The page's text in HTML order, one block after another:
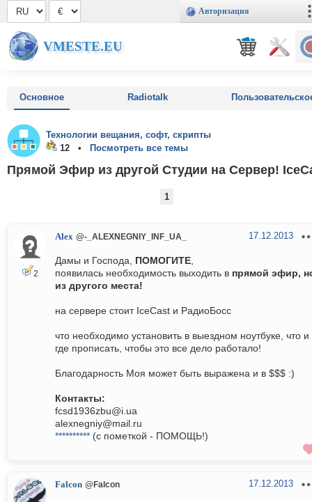
Авторизация
VMESTE.EU
Основное Radiotalk
Технологии вещания, софт, скрипты
12 •
Посмотреть все темы
Прямой Эфир из другой Студии на Сервер!
1
2
Alex @-_ALEXNEGNIY_INF_UA_ 17.12.2013
Дамы и Господа, ПОМОГИТЕ
появилась необходимость выходить в прямой эфир,
из другого места!
на сервере стоит IceCast и РадиоБосс
что необходимо установить в выездном ноутбуке, что и
где прописать, чтобы это все дело работало!
Благодарность Моя может быть выражена и в $$$ :)
Контакты:
fcsd1936zbu@i.ua
alexnegniy@mail.ru
********** (с пометкой - ПОМОЩЬ!)
Falcon @Falcon 17.12.2013